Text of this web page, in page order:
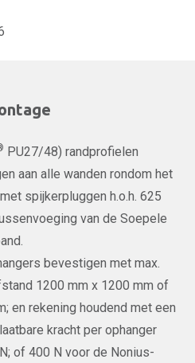
PU27/48) randprofielen
aan alle wanden rondom het
spijkerpluggen h.o.h. 625
van de Soepele
bevestigen met max.
1200 mm x 1200 mm of
en rekening houdend met een
kracht per ophanger
of 400 N voor de Nonius-